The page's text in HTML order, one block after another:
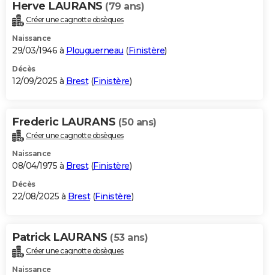
Herve LAURANS (79 ans)
Créer une cagnotte obsèques
Naissance
29/03/1946 à Plouguerneau (Finistère)
Décès
12/09/2025 à Brest(Finistère)
Frederic LAURANS (50 ans)
Créer une cagnotte obsèques
Naissance
08/04/1975 à Brest(Finistère)
Décès
22/08/2025 à Brest(Finistère)
Patrick LAURANS (53 ans)
Créer une cagnotte obsèques
Naissance